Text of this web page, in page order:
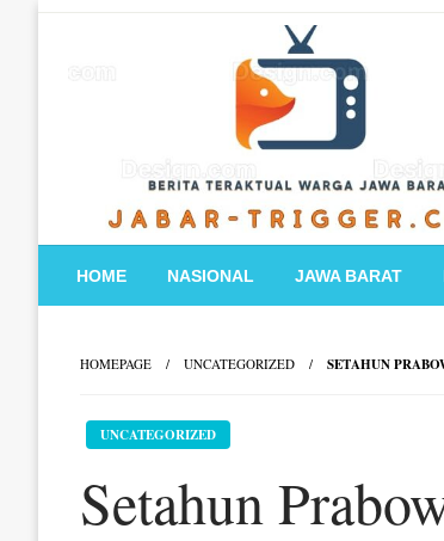
HOME NASIONAL JAWA BARAT
HOMEPAGE UNCATEGORIZED SETAHUN
UNCATEGORIZED
Setahun